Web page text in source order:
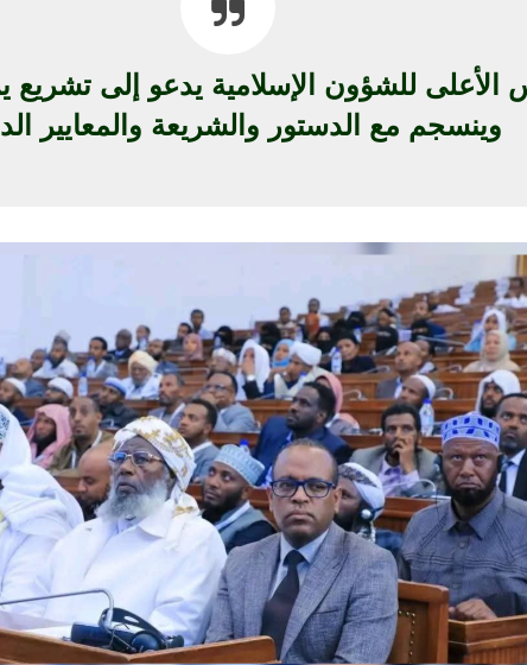
الأعلى للشؤون الإسلامية يدعو إلى تشريع
وينسجم مع الدستور والشريعة والمعايير